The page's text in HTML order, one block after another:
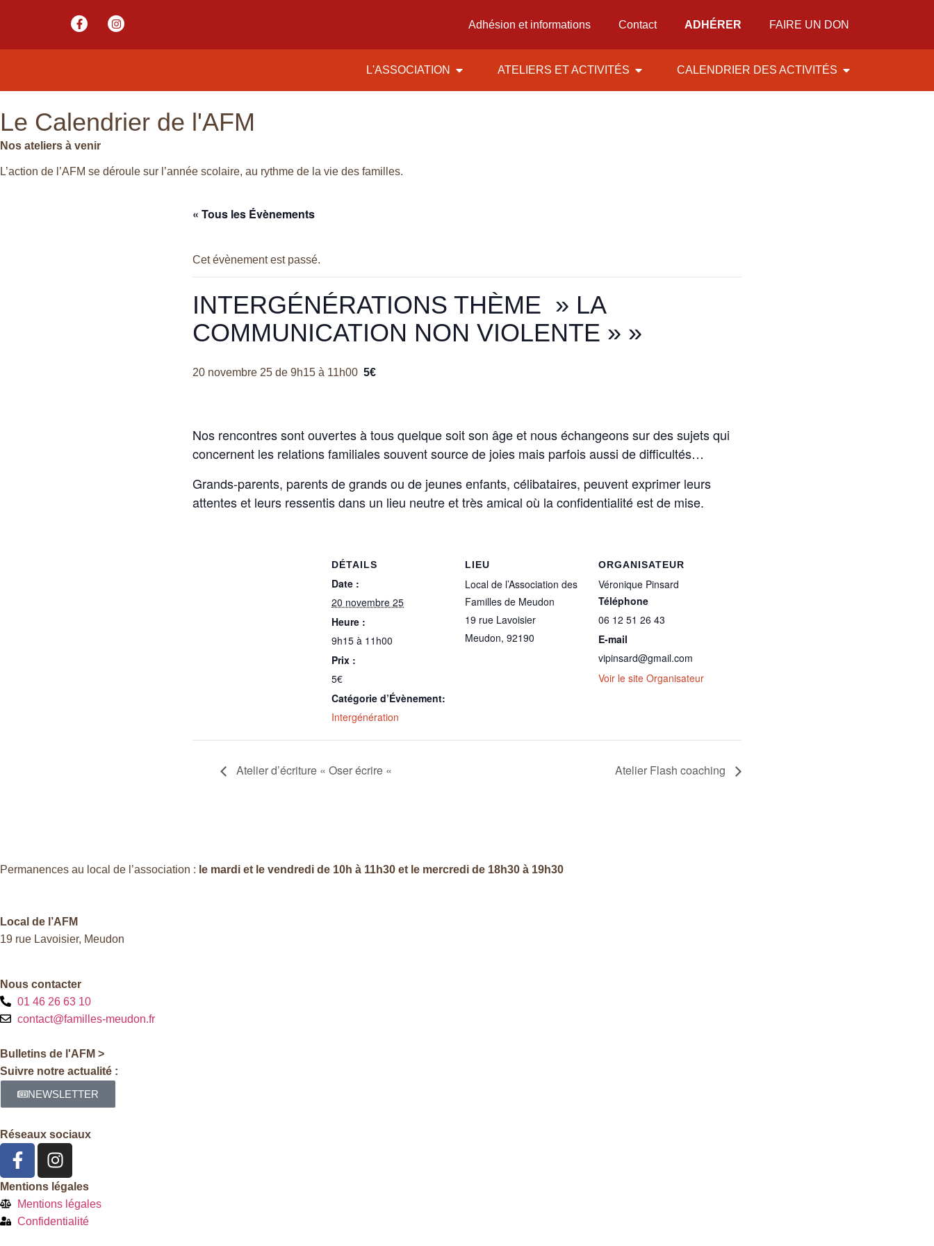
Adhésion et informations Contact ADHÉRER FAIRE UN DON
L'ASSOCIATION ATELIERS ET ACTIVITÉS CALENDRIER DES ACTIVITÉS
Le Calendrier de l'AFM
Nos ateliers à venir
L’action de l’AFM se déroule sur l’année scolaire, au rythme de la vie des familles.
« Tous les Évènements
Cet évènement est passé.
INTERGÉNÉRATIONS THÈME » LA
COMMUNICATION NON VIOLENTE » »
20 novembre 25 de 9h15 à 11h00 5€
Nos rencontres sont ouvertes à tous quelque soit son âge et nous échangeons sur des sujets qui
concernent les relations familiales souvent source de joies mais parfois aussi de difficultés…
Grands-parents, parents de grands ou de jeunes enfants, célibataires, peuvent exprimer leurs
attentes et leurs ressentis dans un lieu neutre et très amical où la confidentialité est de mise.
DÉTAILS
Date :
20 novembre 25
Heure :
9h15 à 11h00
Prix :
5€
Catégorie d’Évènement:
Intergénération
LIEU
Local de l’Association des
Familles de Meudon
19 rue Lavoisier
Meudon, 92190
ORGANISATEUR
Véronique Pinsard
Téléphone
06 12 51 26 43
E-mail
vipinsard@gmail.com
Voir le site Organisateur
Atelier d’écriture « Oser écrire « Atelier Flash coaching
Permanences au local de l’association : le mardi et le vendredi de 10h à 11h30 et le mercredi de 18h30 à 19h30
Local de l’AFM
19 rue Lavoisier, Meudon
Nous contacter
01 46 26 63 10
contact@familles-meudon.fr
Bulletins de l'AFM >
Suivre notre actualité :
NEWSLETTER
Réseaux sociaux
Mentions légales
Mentions légales
Confidentialité